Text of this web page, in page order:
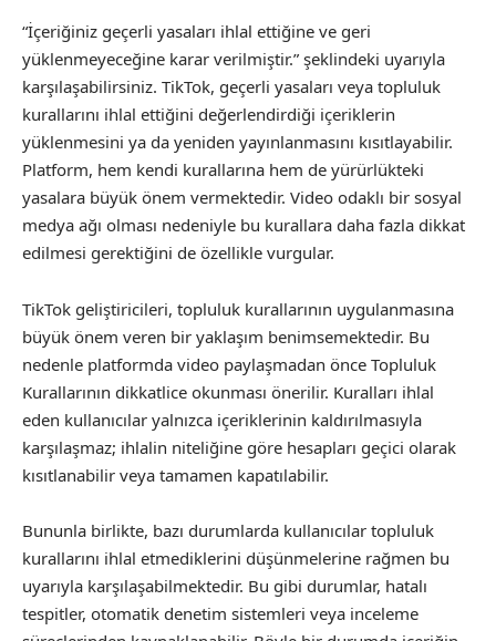
“İçeriğiniz geçerli yasaları ihlal ettiğine ve geri
yüklenmeyeceğine karar verilmiştir.” şeklindeki uyarıyla
karşılaşabilirsiniz. TikTok, geçerli yasaları veya topluluk
kurallarını ihlal ettiğini değerlendirdiği içeriklerin
yüklenmesini ya da yeniden yayınlanmasını kısıtlayabilir.
Platform, hem kendi kurallarına hem de yürürlükteki
yasalara büyük önem vermektedir. Video odaklı bir sosyal
medya ağı olması nedeniyle bu kurallara daha fazla dikkat
edilmesi gerektiğini de özellikle vurgular.
TikTok geliştiricileri, topluluk kurallarının uygulanmasına
büyük önem veren bir yaklaşım benimsemektedir. Bu
nedenle platformda video paylaşmadan önce Topluluk
Kurallarının dikkatlice okunması önerilir. Kuralları ihlal
eden kullanıcılar yalnızca içeriklerinin kaldırılmasıyla
karşılaşmaz; ihlalin niteliğine göre hesapları geçici olarak
kısıtlanabilir veya tamamen kapatılabilir.
Bununla birlikte, bazı durumlarda kullanıcılar topluluk
kurallarını ihlal etmediklerini düşünmelerine rağmen bu
uyarıyla karşılaşabilmektedir. Bu gibi durumlar, hatalı
tespitler, otomatik denetim sistemleri veya inceleme